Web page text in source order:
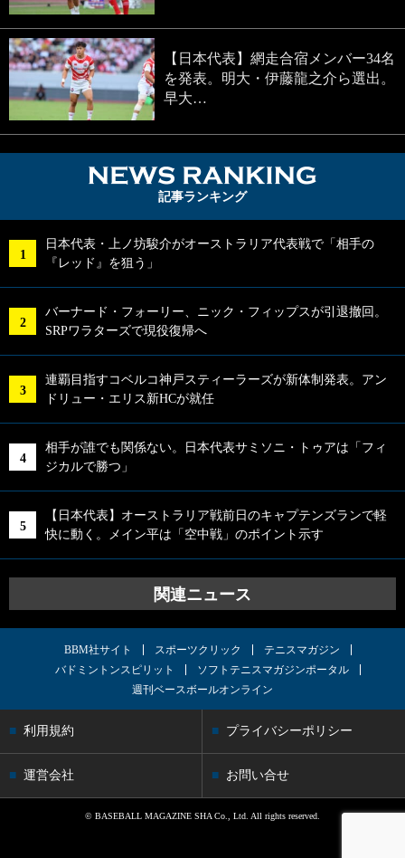
【日本代表】網走合宿メンバー34名
を発表。明大・伊藤龍之介ら選出。
早大…
記事ランキング
日本代表・上ノ坊駿介がオーストラリア代表戦で「相手の
『レッド』を狙う」
バーナード・フォーリー、ニック・フィップスが引退撤回。
SRPワラターズで現役復帰へ
連覇目指すコベルコ神戸スティーラーズが新体制発表。アン
ドリュー・エリス新HCが就任
相手が誰でも関係ない。日本代表サミソニ・トゥアは「フィ
ジカルで勝つ」
【日本代表】オーストラリア戦前日のキャプテンズランで軽
快に動く。メイン平は「空中戦」のポイント示す
関連ニュース
BBM社サイト スポーツクリック
テニスマガジン
バドミントンスピリット
ソフトテニスマガジンポータル
週刊ベースボールオンライン
利用規約 プライバシーポリシー
運営会社 お問い合せ
© BASEBALL MAGAZINE SHA Co., Ltd. All rights reserved.